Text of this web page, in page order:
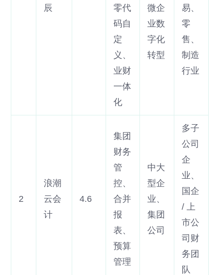
辰
零代
码自
定
义、
业财
一体
化
微企
业数
字化
转型
易、
零
售、
制造
行业
2
浪潮
云会
计
4.6
集团
财务
管
控、
合并
报
表、
预算
管理
中大
型企
业、
集团
公司
多子
公司
企
业、
国企
/ 上
市公
司财
务团
队